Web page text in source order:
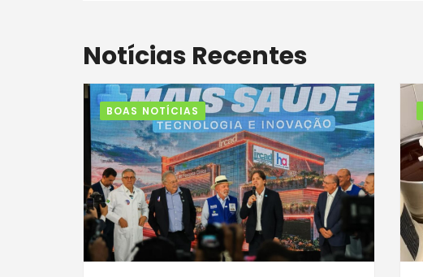
Notícias Recentes
BOAS NOTÍCIAS